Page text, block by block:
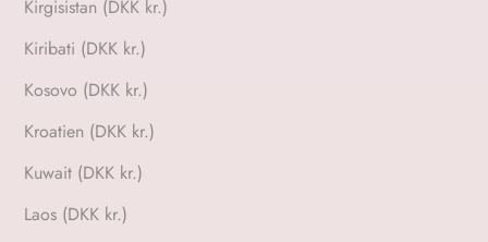
Kirgisistan (DKK kr.)
Kiribati (DKK kr.)
Kosovo (DKK kr.)
Kroatien (DKK kr.)
Kuwait (DKK kr.)
Laos (DKK kr.)